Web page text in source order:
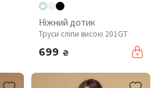
Ніжний дотик
Труси сліпи високі 201GT
699 ₴